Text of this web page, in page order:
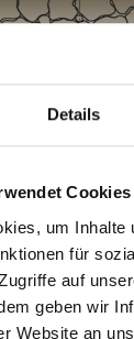
Details
Cookies
um Inhalte
für
auf
geben wir
Website an
grand